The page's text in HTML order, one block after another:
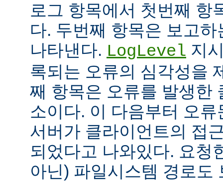
로그 항목에서 첫번째 항
다. 두번째 항목은 보고
나타낸다. LogLevel 지
록되는 오류의 심각성을
째 항목은 오류를 발생한
소이다. 이 다음부터 오
서버가 클라이언트의 접
되었다고 나와있다. 요청
아닌) 파일시스템 경로도